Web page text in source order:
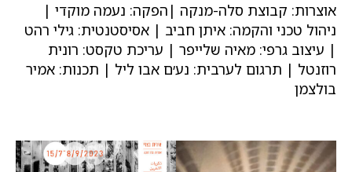
אוצרות: קבוצת סלה-מנקה |הפקה: נעמה מוקדי |
ניהול טכני והקמה: איתן חביב | אסיסטנטית: גילי רהט
| עיצוב גרפי: מאיה שלייפר | עריכת טקסט: רונית
רוזנטל | תרגום לערבית: נע׳ם אבו ליל | תכנות: אמיר
בולצמן